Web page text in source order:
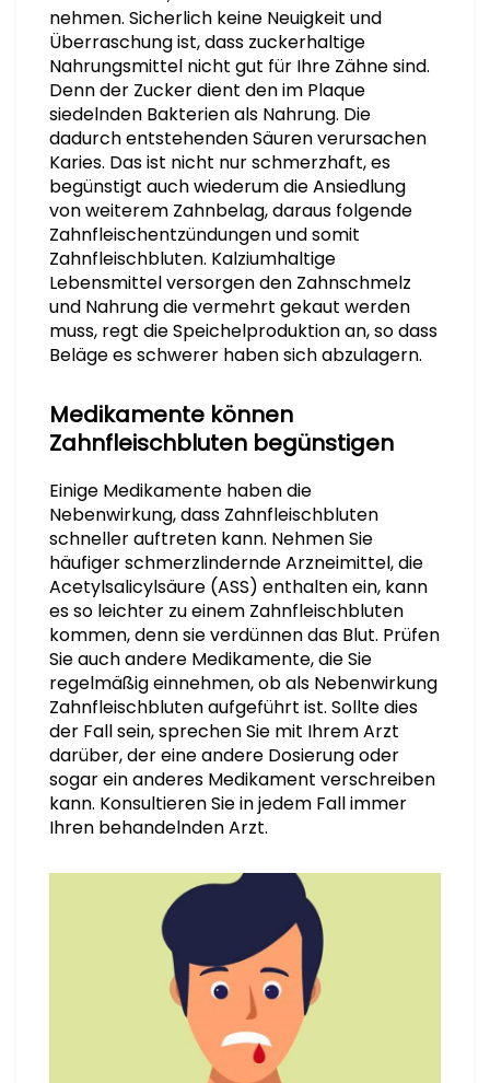
nehmen. Sicherlich keine Neuigkeit und
Überraschung ist, dass zuckerhaltige
Nahrungsmittel nicht gut für Ihre Zähne sind.
Denn der Zucker dient den im Plaque
siedelnden Bakterien als Nahrung. Die
dadurch entstehenden Säuren verursachen
Karies. Das ist nicht nur schmerzhaft, es
begünstigt auch wiederum die Ansiedlung
von weiterem Zahnbelag, daraus folgende
Zahnfleischentzündungen und somit
Zahnfleischbluten. Kalziumhaltige
Lebensmittel versorgen den Zahnschmelz
und Nahrung die vermehrt gekaut werden
muss, regt die Speichelproduktion an, so dass
Beläge es schwerer haben sich abzulagern.
Medikamente können
Zahnfleischbluten begünstigen
Einige Medikamente haben die
Nebenwirkung, dass Zahnfleischbluten
schneller auftreten kann. Nehmen Sie
häufiger schmerzlindernde Arzneimittel, die
Acetylsalicylsäure (ASS) enthalten ein, kann
es so leichter zu einem Zahnfleischbluten
kommen, denn sie verdünnen das Blut. Prüfen
Sie auch andere Medikamente, die Sie
regelmäßig einnehmen, ob als Nebenwirkung
Zahnfleischbluten aufgeführt ist. Sollte dies
der Fall sein, sprechen Sie mit Ihrem Arzt
darüber, der eine andere Dosierung oder
sogar ein anderes Medikament verschreiben
kann. Konsultieren Sie in jedem Fall immer
Ihren behandelnden Arzt.